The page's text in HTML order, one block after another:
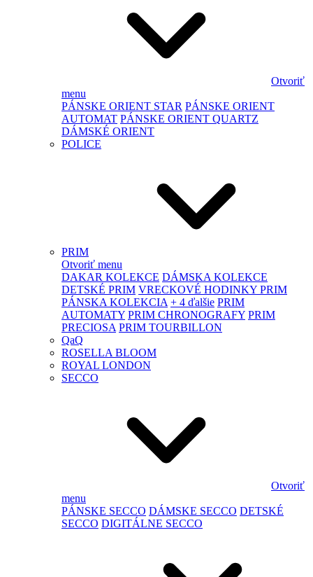
Otvoriť
menu
PÁNSKE ORIENT STAR PÁNSKE ORIENT
AUTOMAT PÁNSKE ORIENT QUARTZ
DÁMSKÉ ORIENT
POLICE
PRIM
Otvoriť menu
DAKAR KOLEKCE DÁMSKA KOLEKCE
DETSKÉ PRIM VRECKOVÉ HODINKY PRIM
PÁNSKA KOLEKCIA + 4 ďalšie PRIM
AUTOMATY PRIM CHRONOGRAFY PRIM
PRECIOSA PRIM TOURBILLON
QaQ
ROSELLA BLOOM
ROYAL LONDON
SECCO
Otvoriť
menu
PÁNSKE SECCO DÁMSKE SECCO DETSKÉ
SECCO DIGITÁLNE SECCO